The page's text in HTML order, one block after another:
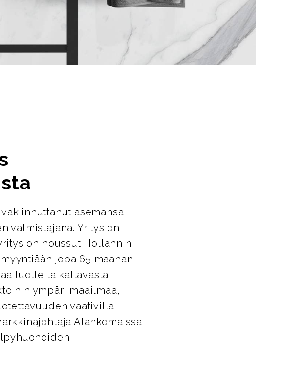
vakiinnuttanut asemansa
valmistajana. Yritys on
on noussut Hollannin
jopa 65 maahan
tuotteita kattavasta
ympäri maailmaa,
vaativilla
Alankomaissa